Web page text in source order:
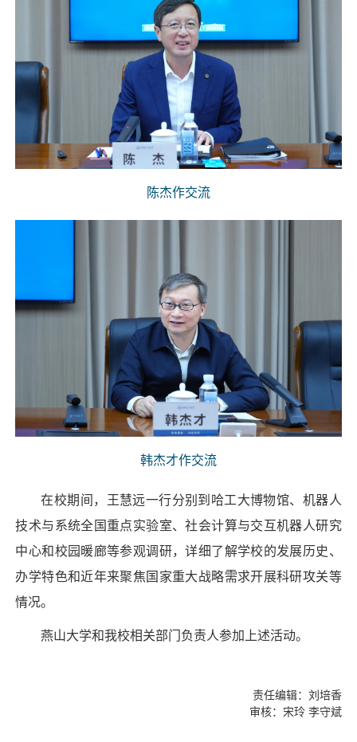
陈杰作交流
韩杰才作交流
在校期间，王慧远一行分别到哈工大博物馆、机器人
技术与系统全国重点实验室、社会计算与交互机器人研究
中心和校园暖廊等参观调研，详细了解学校的发展历史、
办学特色和近年来聚焦国家重大战略需求开展科研攻关等
情况。
燕山大学和我校相关部门负责人参加上述活动。
责任编辑：刘培香
审核：宋玲 李守斌